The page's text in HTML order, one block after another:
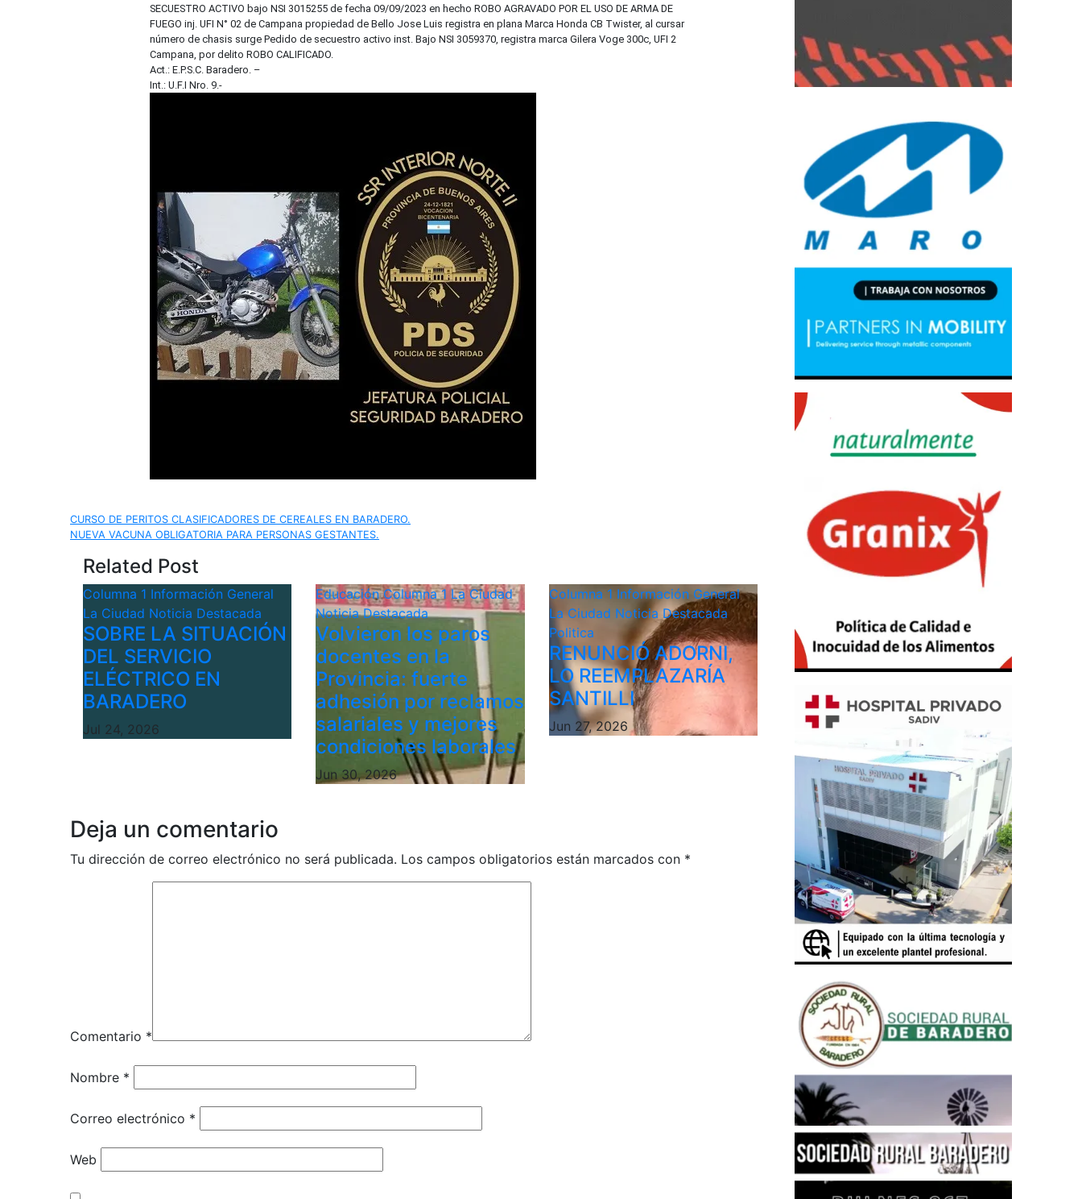
SECUESTRO ACTIVO bajo NSI 3015255 de fecha 09/09/2023 en hecho ROBO AGRAVADO POR EL USO DE ARMA DE
FUEGO inj. UFI N° 02 de Campana propiedad de Bello Jose Luis registra en plana Marca Honda CB Twister, al cursar
número de chasis surge Pedido de secuestro activo inst. Bajo NSI 3059370, registra marca Gilera Voge 300c, UFI 2
Campana, por delito ROBO CALIFICADO.
Act.: E.P.S.C. Baradero. –
Int.: U.F.I Nro. 9.-
Navegación
de
entradas
CURSO DE PERITOS CLASIFICADORES DE CEREALES EN BARADERO.
NUEVA VACUNA OBLIGATORIA PARA PERSONAS GESTANTES.
Related Post
Columna 1 Información General
La Ciudad Noticia Destacada
SOBRE LA SITUACIÓN
DEL SERVICIO
ELÉCTRICO EN
BARADERO
Jul 24, 2026
EducaciónColumna 1 La Ciudad
Noticia Destacada
Volvieron los paros
docentes en la
Provincia: fuerte
adhesión por reclamos
salariales y mejores
condiciones laborales
Jun 30, 2026
Columna 1 Información General
La Ciudad Noticia Destacada
Politica
RENUNCIÓ ADORNI,
LO REEMPLAZARÍA
SANTILLI
Jun 27, 2026
Deja un comentario
Tu dirección de correo electrónico no será publicada. Los campos obligatorios están marcados con *
Comentario *
Nombre *
Correo electrónico *
Web